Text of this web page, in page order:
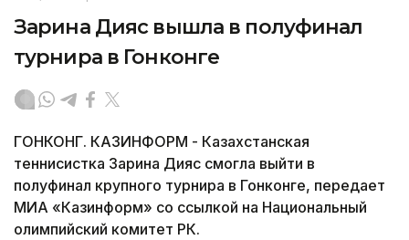
Зарина Дияс вышла в полуфинал
турнира в Гонконге
ГОНКОНГ. КАЗИНФОРМ - Казахстанская
теннисистка Зарина Дияс смогла выйти в
полуфинал крупного турнира в Гонконге, передает
МИА «Казинформ» со ссылкой на Национальный
олимпийский комитет РК.